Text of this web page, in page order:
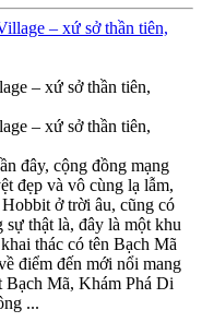
– xứ sở thần tiên,
– xứ sở thần tiên,
đây, cộng đồng mạng
đẹp và vô cùng lạ lẫm,
ở trời âu, cũng có
thật là, đây là một khu
thác có tên Bạch Mã
điểm đến mới nổi mang
Bạch Mã, Khám Phá Di
...